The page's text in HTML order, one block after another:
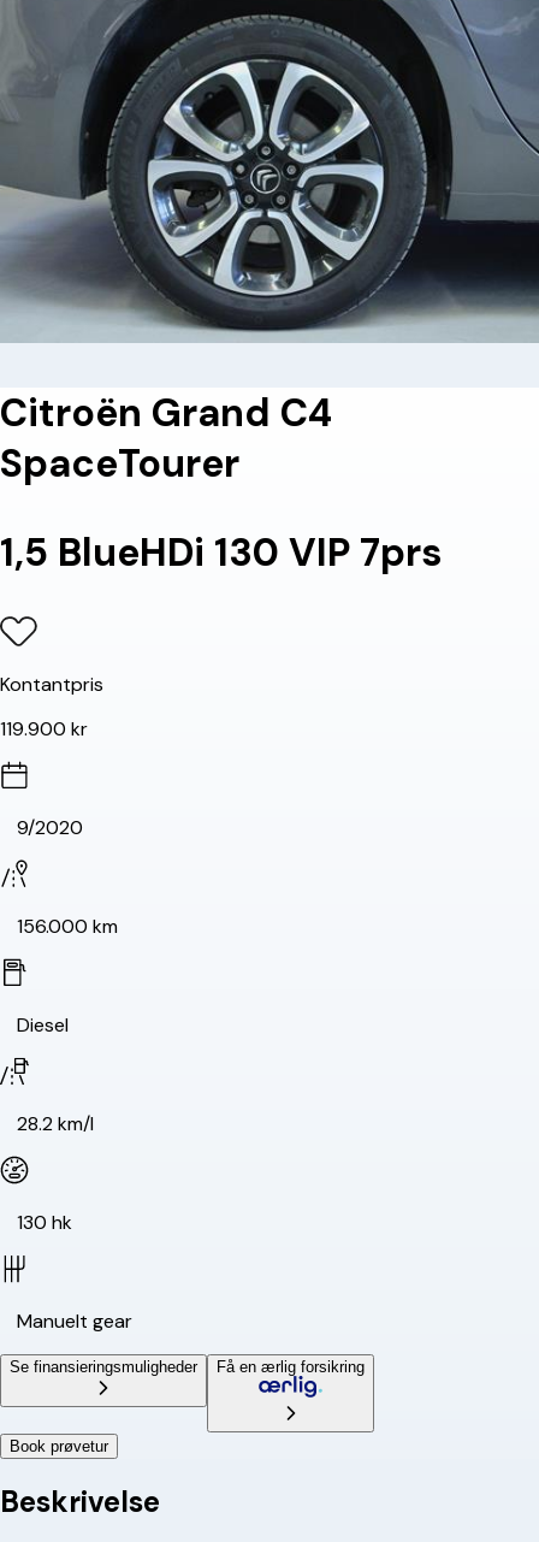
Citroën Grand C4
SpaceTourer
1,5 BlueHDi 130 VIP 7prs
Kontantpris
119.900 kr
9/2020
156.000 km
Diesel
28.2 km/l
130 hk
Manuelt gear
Se finansieringsmuligheder Få en ærlig forsikring
Book prøvetur
Beskrivelse